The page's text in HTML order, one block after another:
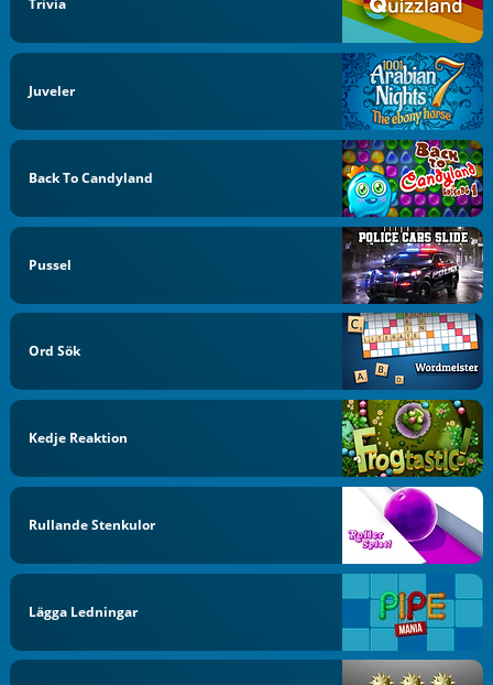
Trivia
Juveler
Back To Candyland
Pussel
Ord Sök
Kedje Reaktion
Rullande Stenkulor
Lägga Ledningar